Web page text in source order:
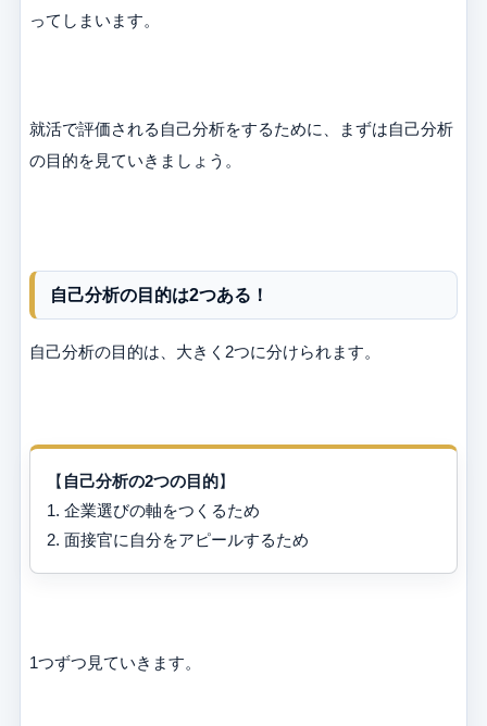
ってしまいます。
就活で評価される自己分析をするために、まずは自己分析
の目的を見ていきましょう。
自己分析の目的は2つある！
自己分析の目的は、大きく2つに分けられます。
【 自己分析の2つの目的】
1. 企業選びの軸をつくるため
2. 面接官に自分をアピールするため
1つずつ見ていきます。